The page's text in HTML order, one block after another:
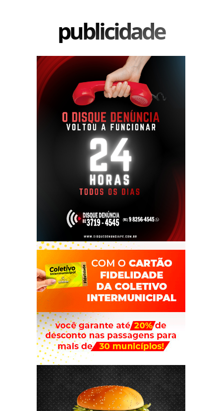
publicidade